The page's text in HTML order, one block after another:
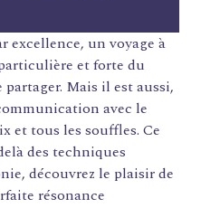
excellence, un voyage à
et forte du
Mais il est aussi,
avec le
et tous les souffles. Ce
des techniques
découvrez le plaisir de
résonance